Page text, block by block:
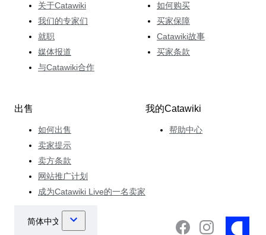
关于Catawiki
我们的专家们
就职
媒体报道
与Catawiki合作
如何购买
买家保障
Catawiki故事
买家条款
出售
如何出售
卖家提示
卖方条款
网站推广计划
成为Catawiki Live的一名卖家
我的Catawiki
帮助中心